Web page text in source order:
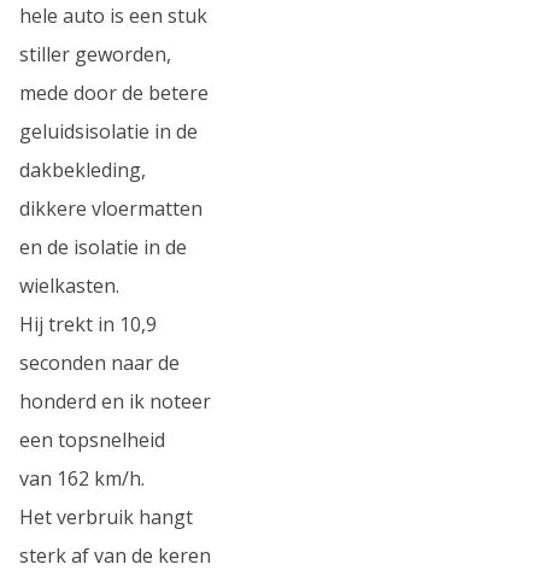
hele auto is een stuk
stiller geworden,
mede door de betere
geluidsisolatie in de
dakbekleding,
dikkere vloermatten
en de isolatie in de
wielkasten.
Hij trekt in 10,9
seconden naar de
honderd en ik noteer
een topsnelheid
van 162 km/h.
Het verbruik hangt
sterk af van de keren